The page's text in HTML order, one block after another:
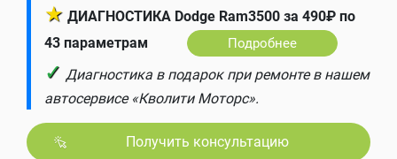
★ ДИАГНОСТИКА Dodge Ram3500 за 490₽ по
43 параметрам
Подробнее
✓ Диагностика в подарок при ремонте в нашем
автосервисе «Кволити Моторс».
Получить консультацию